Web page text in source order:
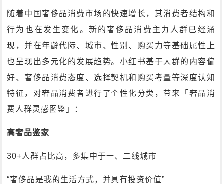
随着中国奢侈品消费市场的快速增长，其消费者结构和
行为也在发生变化。新的奢侈品消费主力人群已经涌
现，并在年龄代际、城市、性别、购买力等基础属性上
也呈现出多元化的发展趋势。小红书基于人群的内容偏
好、奢侈品消费态度、选择契机和购买考量等深度认知
特征，对奢品消费者进行了个性化分类，带来「奢品消
费人群灵感图鉴」：
高奢品鉴家
30+人群占比高，多集中于一、二线城市
“奢侈品是我的生活方式，并具有投资价值”